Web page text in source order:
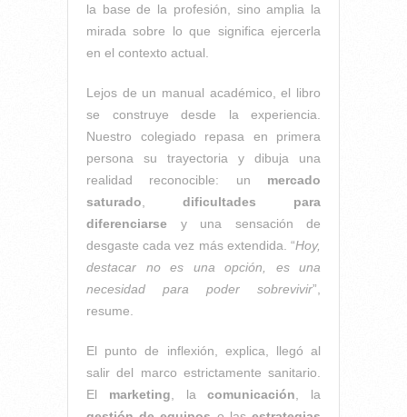
la base de la profesión, sino amplia la
mirada sobre lo que significa ejercerla
en el contexto actual.
Lejos de un manual académico, el libro
se construye desde la experiencia.
Nuestro colegiado repasa en primera
persona su trayectoria y dibuja una
realidad reconocible: un mercado
saturado
dificultades para
diferenciarse y una sensación de
desgaste cada vez más extendida. “Hoy,
destacar no es una opción, es una
necesidad para poder sobrevivir”,
resume.
El punto de inflexión, explica, llegó al
salir del marco estrictamente sanitario.
El marketing , lacomunicación , la